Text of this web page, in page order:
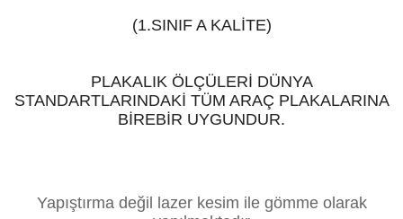
(1.SINIF A KALİTE)
PLAKALIK ÖLÇÜLERİ DÜNYA
STANDARTLARINDAKİ TÜM ARAÇ PLAKALARINA
BİREBİR UYGUNDUR.
Yapıştırma değil lazer kesim ile gömme olarak